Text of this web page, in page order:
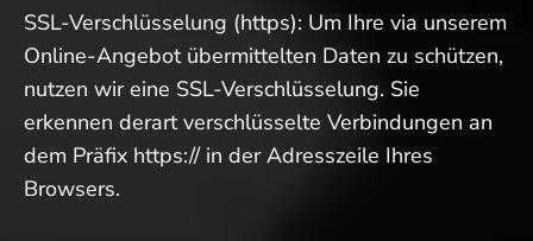
SSL-Verschlüsselung (https): Um Ihre via unserem
Online-Angebot übermittelten Daten zu schützen,
nutzen wir eine SSL-Verschlüsselung. Sie
erkennen derart verschlüsselte Verbindungen an
dem Präfix https:// in der Adresszeile Ihres
Browsers.